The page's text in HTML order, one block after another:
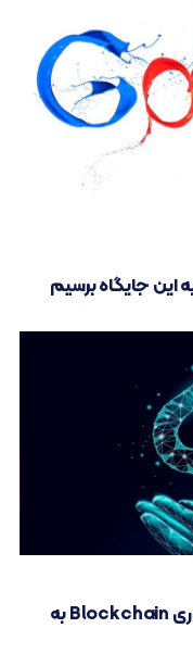
جایگاه برسیم
بلاک چین چیست؟ همه‌چیز درباره فناوری Blockchain به